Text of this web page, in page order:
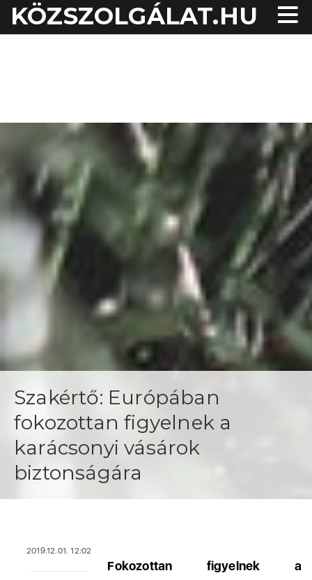
KÖZSZOLGÁLAT.HU
Szakértő: Európában
fokozottan figyelnek a
karácsonyi vásárok
biztonságára
2019.12.01. 12:02
Fokozottan figyelnek a